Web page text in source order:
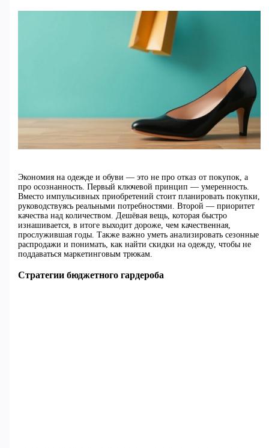
Экономия на одежде и обуви — это не про отказ от покупок, а
про осознанность. Первый ключевой принцип — умеренность.
Вместо импульсивных приобретений стоит планировать покупки,
руководствуясь реальными потребностями. Второй — приоритет
качества над количеством. Дешёвая вещь, которая быстро
изнашивается, в итоге выходит дороже, чем качественная,
прослужившая годы. Также важно уметь анализировать сезонные
распродажи и понимать, как найти скидки на одежду, чтобы не
поддаваться маркетинговым трюкам.
Стратегии бюджетного гардероба